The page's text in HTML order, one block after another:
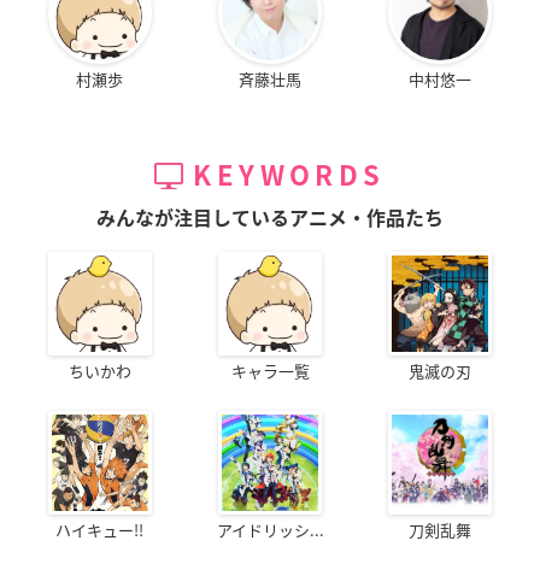
村瀬歩 斉藤壮馬 中村悠一
KEYWORDS
みんなが注目しているアニメ・作品たち
ちいかわ キャラ一覧 鬼滅の刃
ハイキュー!! アイドリッシ... 刀剣乱舞